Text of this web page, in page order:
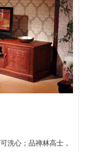
心；品禅林高士，